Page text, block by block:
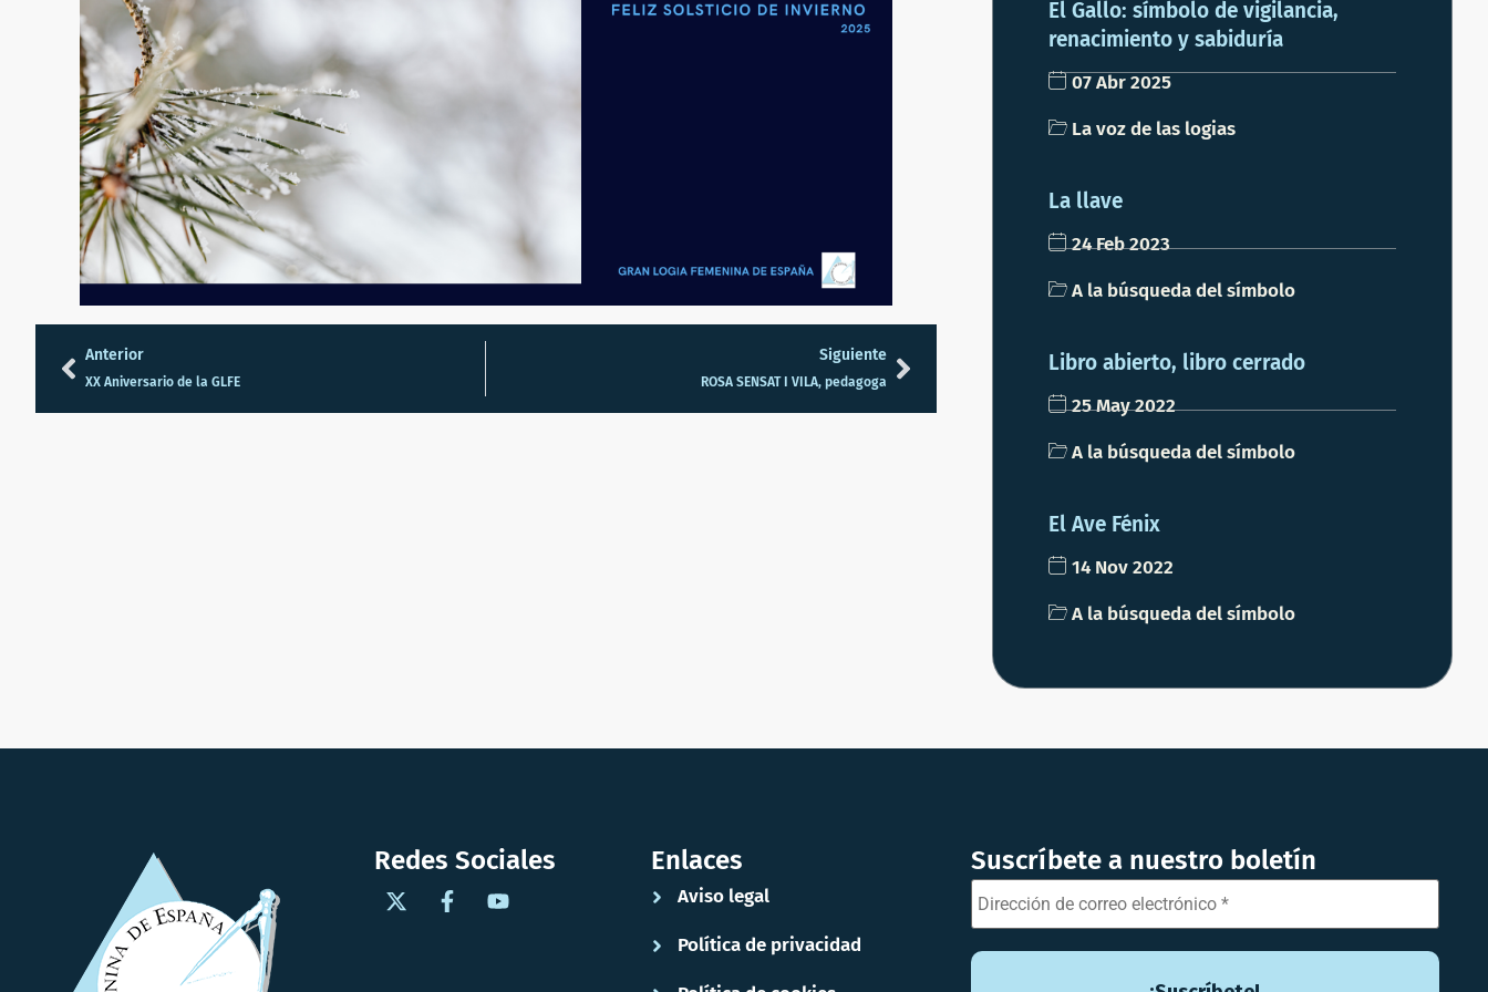
Anterior
XX Aniversario de la GLFE
Siguiente
ROSA SENSAT I VILA, pedagoga
El Gallo: símbolo de vigilancia,
renacimiento y sabiduría
07 Abr 2025
La voz de las logias
La llave
24 Feb 2023
A la búsqueda del símbolo
Libro abierto, libro cerrado
25 May 2022
A la búsqueda del símbolo
El Ave Fénix
14 Nov 2022
A la búsqueda del símbolo
Redes Sociales Enlaces
Aviso legal
Política de privacidad
Suscríbete a nuestro boletín